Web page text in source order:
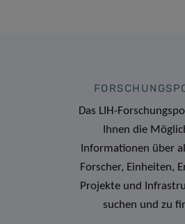
Das LIH-
Ihnen die
Informationen über
Forscher, Einheiten,
Projekte und
suchen und zu